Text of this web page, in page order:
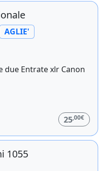
AGLIE'
due Entrate xlr Canon
25,00€
1055